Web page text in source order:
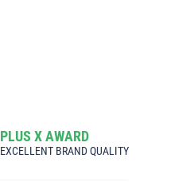
PLUS X AWARD
EXCELLENT BRAND QUALITY